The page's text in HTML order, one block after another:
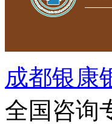
成都银康
全国咨询